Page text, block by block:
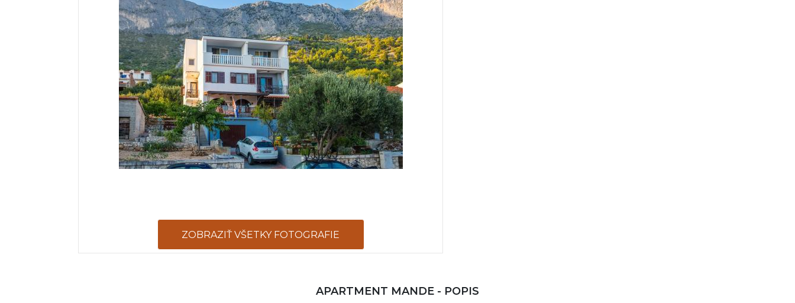
ZOBRAZIŤ VŠETKY FOTOGRAFIE
APARTMENT MANDE - POPIS